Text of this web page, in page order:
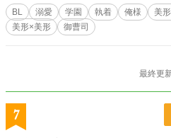
BL 溺愛 学園 執着 俺様 美
美形×美形
御曹司
最終更
7